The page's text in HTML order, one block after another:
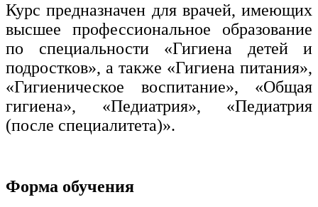
Курс предназначен для врачей, имеющих
высшее профессиональное образование
по специальности «Гигиена детей и
подростков», а также «Гигиена питания»,
«Гигиеническое воспитание», «Общая
гигиена», «Педиатрия», «Педиатрия
(после специалитета)».
Форма обучения